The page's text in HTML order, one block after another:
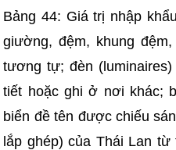
Bảng 44: Giá trị nhập
giường, đệm, khung
tương tự; đèn
tiết hoặc ghi ở nơi khác;
biển đề tên được chiếu
lắp ghép) của Thái Lan